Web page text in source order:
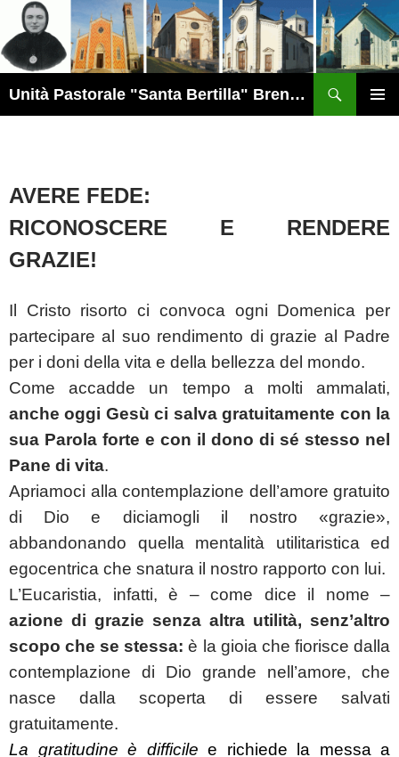
contenuto
Unità Pastorale "Santa Bertilla" Brendola
AVERE FEDE:
RICONOSCERE E RENDERE
GRAZIE!
Il Cristo risorto ci convoca ogni Domenica per
partecipare al suo rendimento di grazie al Padre
per i doni della vita e della bellezza del mondo.
Come accadde un tempo a molti ammalati,
anche oggi Gesù ci salva gratuitamente con la
sua Parola forte e con il dono di sé stesso nel
Pane di vita.
Apriamoci alla contemplazione dell’amore gratuito
di Dio e diciamogli il nostro «grazie»,
abbandonando quella mentalità utilitaristica ed
egocentrica che snatura il nostro rapporto con lui.
L’Eucaristia, infatti, è – come dice il nome –
azione di grazie senza altra utilità, senz’altro
scopo che se stessa: è la gioia che fiorisce dalla
contemplazione di Dio grande nell’amore, che
nasce dalla scoperta di essere salvati
gratuitamente.
La gratitudine è difficile e richiede la messa a